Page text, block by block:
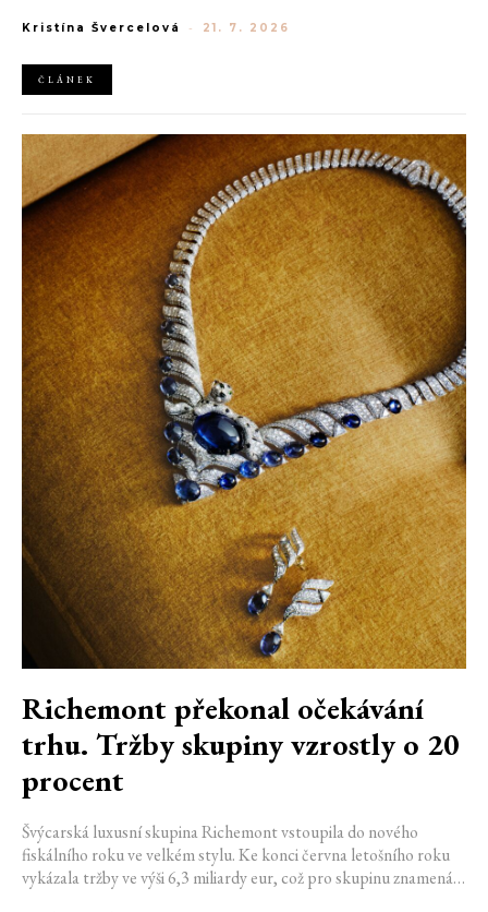
nové generace influencerů a fenoménu manželek a partnerek
ale příslušnost k nejrychlejší fashion komunitě světa. Jak se z
"Racing Core" stala uniforma ulice a proč nás drama v paddocku
Kristína Švercelová - 21. 7. 2026
ČLÁNEK
Richemont překonal očekávání
trhu. Tržby skupiny vzrostly o 20
procent
Švýcarská luxusní skupina Richemont vstoupila do nového
fiskálního roku ve velkém stylu. Ke konci června letošního roku
vykázala tržby ve výši 6,3 miliardy eur, což pro skupinu znamená